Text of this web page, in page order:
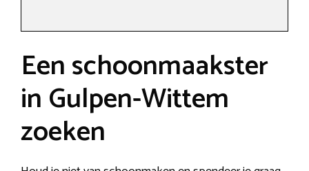
Een schoonmaakster
in Gulpen-Wittem
zoeken